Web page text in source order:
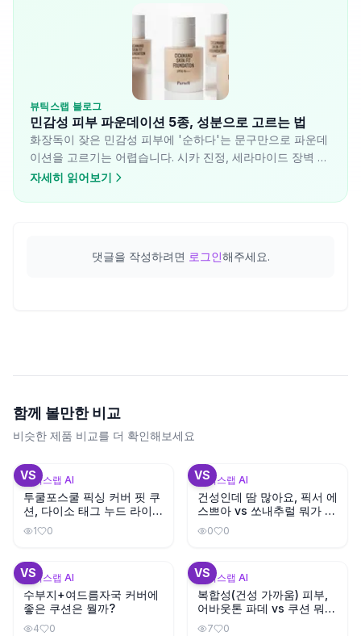
뷰틱스랩 블로그
민감성 피부 파운데이션 5종, 성분으로 고르는 법
화장독이 잦은 민감성 피부에 '순하다'는 문구만으로 파운데
이션을 고르기는 어렵습니다. 시카 진정, 세라마이드 장벽 보
강, 비건 포뮬러, 멀티오일 보습, 펩타이드 광채까지 — 5종의
자세히 읽어보기
댓글을 작성하려면 로그인해주세요.
함께 볼만한 비교
비슷한 제품 비교를 더 확인해보세요
VS
뷰틱스랩 AI
투쿨포스쿨 픽싱 커버 핏 쿠
션, 다이소 태그 누드 라이트
와 색상이 비슷할까?
1 0
VS
뷰틱스랩 AI
건성인데 땀 많아요, 픽서 에
스쁘아 vs 쏘내추럴 뭐가 지
속력 좋을까?
0 0
VS
뷰틱스랩 AI
수부지+여드름자국 커버에
좋은 쿠션은 뭘까?
4 0
VS
뷰틱스랩 AI
복합성(건성 가까움) 피부,
어바웃톤 파데 vs 쿠션 뭐가
나을까?
7 0